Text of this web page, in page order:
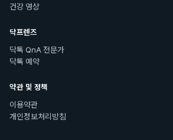
건강 영상
닥프렌즈
닥톡 QnA 전문가
닥톡 예약
약관 및 정책
이용약관
개인정보처리방침